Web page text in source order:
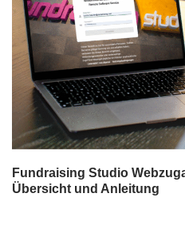
Fundraising Studio
Übersicht und Anleitung